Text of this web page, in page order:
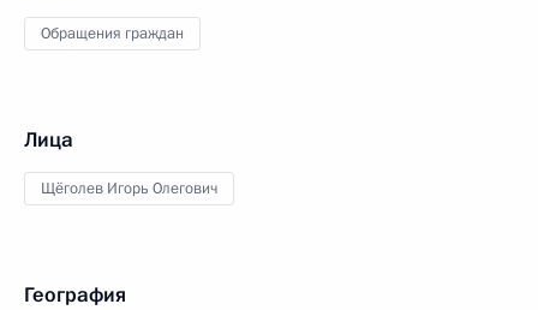
Обращения граждан
Лица
Щёголев Игорь Олегович
География